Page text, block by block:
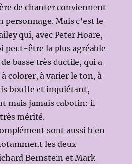
de chanter conviennent
personnage. Mais c’est le
qui, avec Peter Hoare,
peut-être la plus agréable
basse très ductile, qui a
colorer, à varier le ton, à
bouffe et inquiétant,
mais jamais cabotin: il
mérité.
sont aussi bien
les deux
Bernstein et Mark